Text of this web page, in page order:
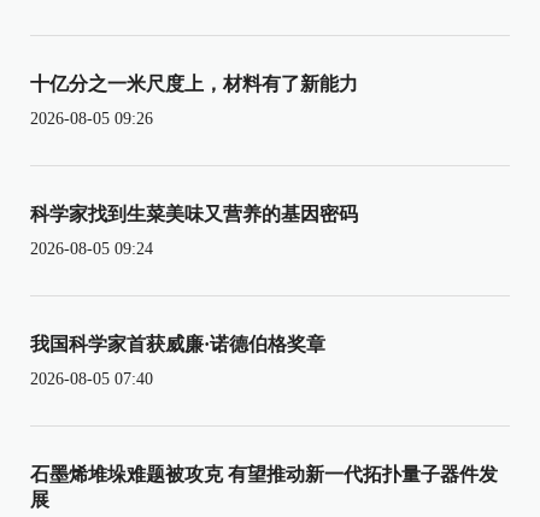
十亿分之一米尺度上，材料有了新能力
2026-08-05 09:26
科学家找到生菜美味又营养的基因密码
2026-08-05 09:24
我国科学家首获威廉·诺德伯格奖章
2026-08-05 07:40
石墨烯堆垛难题被攻克 有望推动新一代拓扑量子器件发
展